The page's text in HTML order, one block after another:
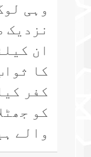
وہی
نزدیک
ان
کا
کفر
کو
والے